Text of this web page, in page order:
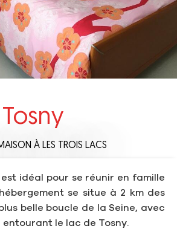
À LES TROIS LACS
est idéal pour se réunir en famille
se situe à 2 km des
belle boucle de la Seine, avec
le lac de Tosny.